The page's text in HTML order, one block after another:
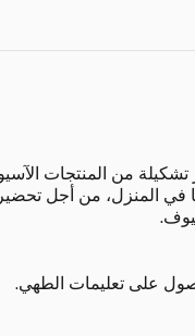
من المنتجات
في المنزل، من أجل
على تعليمات الطهي.